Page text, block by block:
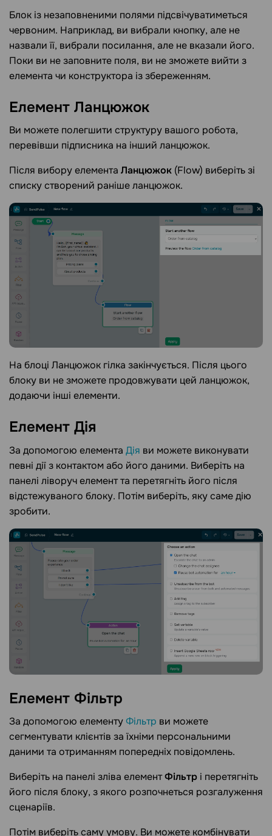
Блок із незаповненими полями підсвічуватиметься
червоним. Наприклад, ви вибрали кнопку, але не
назвали її, вибрали посилання, але не вказали його.
Поки ви не заповните поля, ви не зможете вийти з
елемента чи конструктора із збереженням.
Елемент Ланцюжок
Ви можете полегшити структуру вашого робота,
перевівши підписника на інший ланцюжок.
Після вибору елемента Ланцюжок (Flow) виберіть зі
списку створений раніше ланцюжок.
На блоці Ланцюжок гілка закінчується. Після цього
блоку ви не зможете продовжувати цей ланцюжок,
додаючи інші елементи.
Елемент Дія
За допомогою елемента Дія ви можете виконувати
певні дії з контактом або його даними. Виберіть на
панелі ліворуч елемент та перетягніть його після
відстежуваного блоку. Потім виберіть, яку саме дію
зробити.
Елемент Фільтр
За допомогою елементуФільтр ви можете
сегментувати клієнтів за їхніми персональними
даними та отриманням попередніх повідомлень.
Виберіть на панелі зліва елементФільтр і перетягніть
його після блоку, з якого розпочнеться розгалуження
сценаріїв.
Потім виберіть саму умову. Ви можете комбінувати